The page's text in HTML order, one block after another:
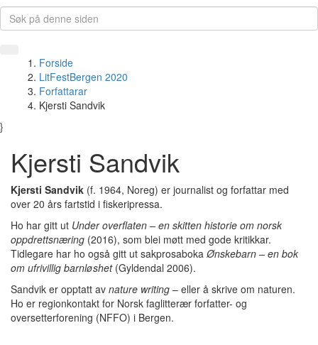
Forside
LitFestBergen 2020
Forfattarar
Kjersti Sandvik
}
Kjersti Sandvik
Kjersti Sandvik (f. 1964, Noreg) er journalist og forfattar med
over 20 års fartstid i fiskeripressa.
Ho har gitt ut Under overflaten – en skitten historie om norsk
oppdrettsnæring (2016), som blei møtt med gode kritikkar.
Tidlegare har ho også gitt ut sakprosaboka Ønskebarn – en bok
om ufrivillig barnløshet (Gyldendal 2006).
Sandvik er opptatt av nature writing – eller å skrive om naturen.
Ho er regionkontakt for Norsk faglitterær forfatter- og
oversetterforening (NFFO) i Bergen.